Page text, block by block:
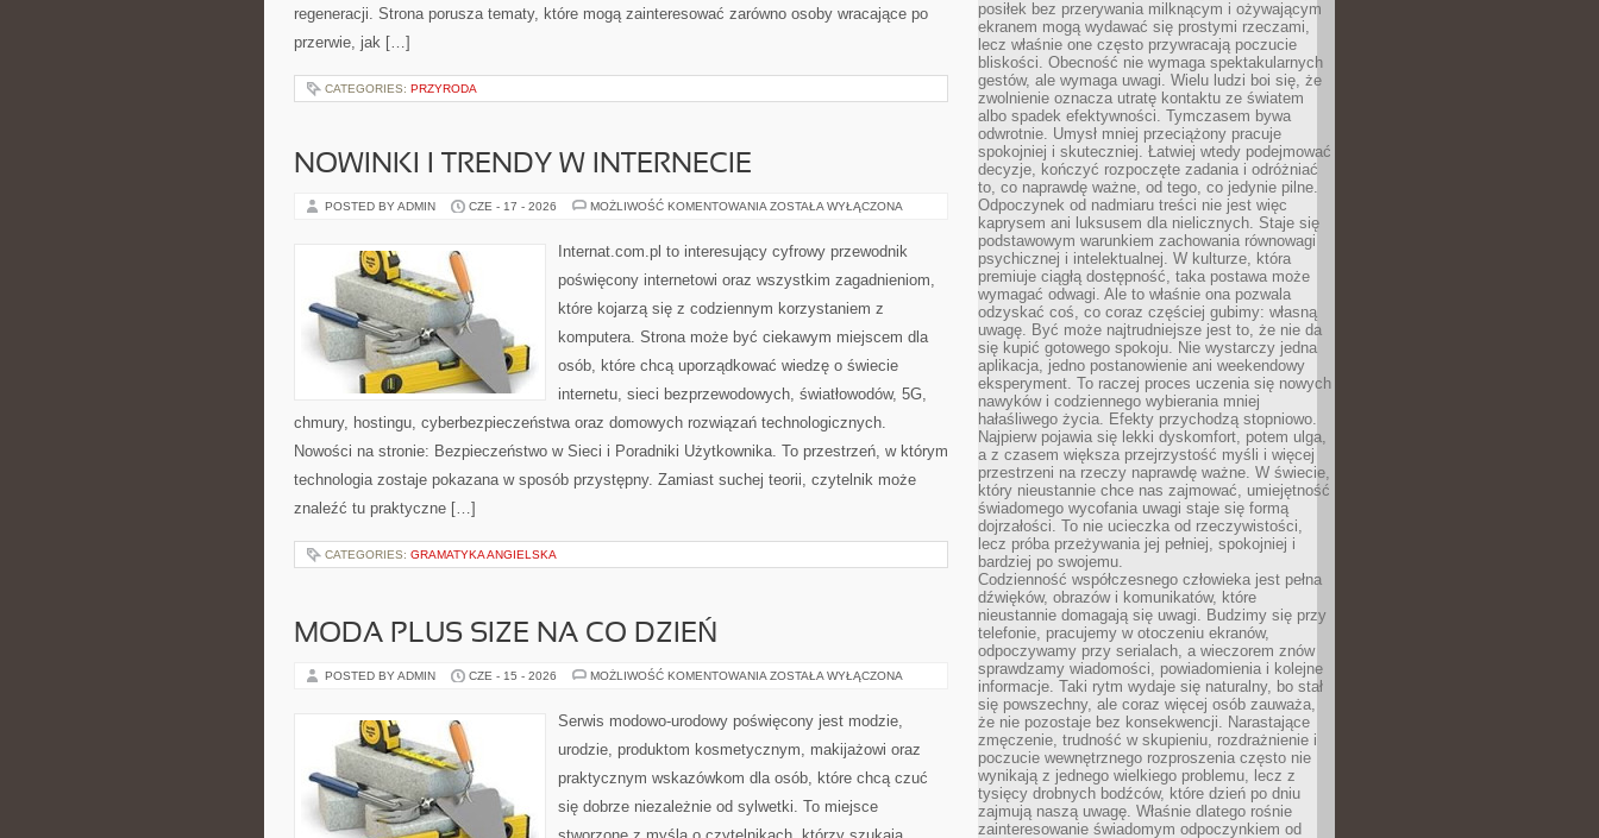
regeneracji. Strona porusza tematy, które mogą zainteresować zarówno osoby wracające po
przerwie, jak […]
CATEGORIES: PRZYRODA
NOWINKI I TRENDY W INTERNECIE
POSTED BY ADMIN CZE - 17 - 2026 MOŻLIWOŚĆ KOMENTOWANIA NOWINKI
INTERNECIE
ZOSTAŁA WYŁĄCZONA
Internat.com.pl to interesujący cyfrowy przewodnik
poświęcony internetowi oraz wszystkim zagadnieniom,
które kojarzą się z codziennym korzystaniem z
komputera. Strona może być ciekawym miejscem dla
osób, które chcą uporządkować wiedzę o świecie
internetu, sieci bezprzewodowych, światłowodów, 5G,
chmury, hostingu, cyberbezpieczeństwa oraz domowych rozwiązań technologicznych.
Nowości na stronie: Bezpieczeństwo w Sieci i Poradniki Użytkownika. To przestrzeń, w którym
technologia zostaje pokazana w sposób przystępny. Zamiast suchej teorii, czytelnik może
znaleźć tu praktyczne […]
CATEGORIES: GRAMATYKA ANGIELSKA
MODA PLUS SIZE NA CO DZIEŃ
POSTED BY ADMIN CZE - 15 - 2026 MOŻLIWOŚĆ KOMENTOWANIA MODA
NA
CO
ZOSTAŁA WYŁĄCZONA
Serwis modowo-urodowy poświęcony jest modzie,
urodzie, produktom kosmetycznym, makijażowi oraz
praktycznym wskazówkom dla osób, które chcą czuć
się dobrze niezależnie od sylwetki. To miejsce
posiłek bez przerywania milknącym i ożywającym
ekranem mogą wydawać się prostymi rzeczami,
lecz właśnie one często przywracają poczucie
bliskości. Obecność nie wymaga spektakularnych
gestów, ale wymaga uwagi. Wielu ludzi boi się, że
zwolnienie oznacza utratę kontaktu ze światem
albo spadek efektywności. Tymczasem bywa
odwrotnie. Umysł mniej przeciążony pracuje
spokojniej i skuteczniej. Łatwiej wtedy podejmować
decyzje, kończyć rozpoczęte zadania i odróżniać
to, co naprawdę ważne, od tego, co jedynie pilne.
Odpoczynek od nadmiaru treści nie jest więc
kaprysem ani luksusem dla nielicznych. Staje się
podstawowym warunkiem zachowania równowagi
psychicznej i intelektualnej. W kulturze, która
premiuje ciągłą dostępność, taka postawa może
wymagać odwagi. Ale to właśnie ona pozwala
odzyskać coś, co coraz częściej gubimy: własną
uwagę. Być może najtrudniejsze jest to, że nie da
się kupić gotowego spokoju. Nie wystarczy jedna
aplikacja, jedno postanowienie ani weekendowy
eksperyment. To raczej proces uczenia się nowych
nawyków i codziennego wybierania mniej
hałaśliwego życia. Efekty przychodzą stopniowo.
Najpierw pojawia się lekki dyskomfort, potem ulga,
a z czasem większa przejrzystość myśli i więcej
przestrzeni na rzeczy naprawdę ważne. W świecie,
który nieustannie chce nas zajmować, umiejętność
świadomego wycofania uwagi staje się formą
dojrzałości. To nie ucieczka od rzeczywistości,
lecz próba przeżywania jej pełniej, spokojniej i
bardziej po swojemu.
Codzienność współczesnego człowieka jest pełna
dźwięków, obrazów i komunikatów, które
nieustannie domagają się uwagi. Budzimy się przy
telefonie, pracujemy w otoczeniu ekranów,
odpoczywamy przy serialach, a wieczorem znów
sprawdzamy wiadomości, powiadomienia i kolejne
informacje. Taki rytm wydaje się naturalny, bo stał
się powszechny, ale coraz więcej osób zauważa,
że nie pozostaje bez konsekwencji. Narastające
zmęczenie, trudność w skupieniu, rozdrażnienie i
poczucie wewnętrznego rozproszenia często nie
wynikają z jednego wielkiego problemu, lecz z
tysięcy drobnych bodźców, które dzień po dniu
zajmują naszą uwagę. Właśnie dlatego rośnie
zainteresowanie świadomym odpoczynkiem od